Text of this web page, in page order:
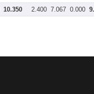
10.350 2.400 7.067 0.000